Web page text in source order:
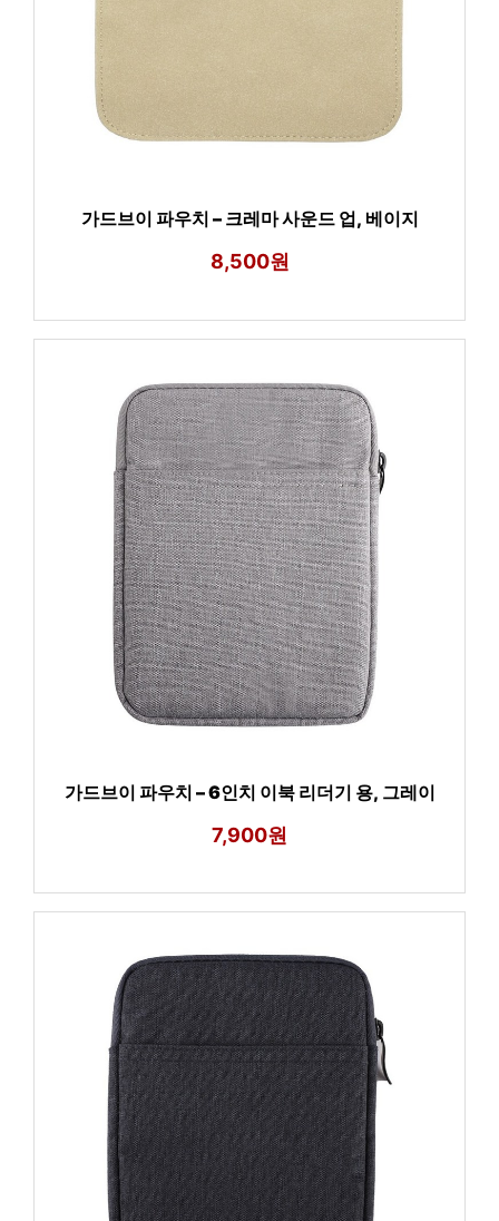
가드브이 파우치 – 크레마 사운드 업, 베이지
8,500원
가드브이 파우치 – 6인치 이북 리더기 용, 그레이
7,900원